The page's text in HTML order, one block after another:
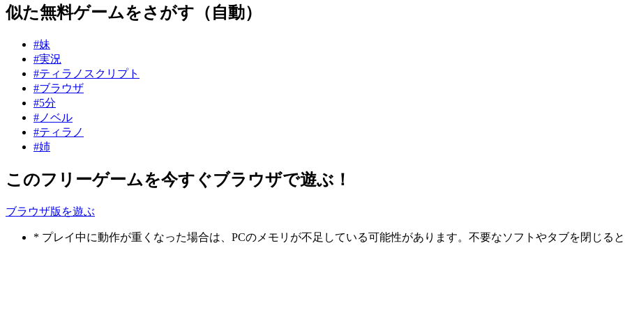
似た無料ゲームをさがす（自動）
#妹
#実況
#ティラノスクリプト
#ブラウザ
#5分
#ノベル
#ティラノ
#姉
このフリーゲームを今すぐブラウザで遊ぶ！
ブラウザ版を遊ぶ
* プレイ中に動作が重くなった場合は、PCのメモリが不足している可能性があります。不要なソフトやタブを閉じると